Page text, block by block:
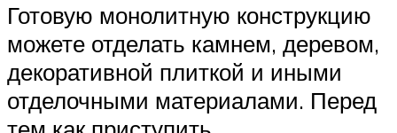
Готовую монолитную конструкцию
можете отделать камнем, деревом,
декоративной плиткой и иными
отделочными материалами. Перед